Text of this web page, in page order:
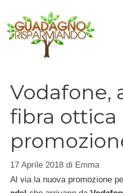
contenuto
Vodafone,
fibra ottica
17 Aprile 2018 di Emma
Al via la nuova promozione